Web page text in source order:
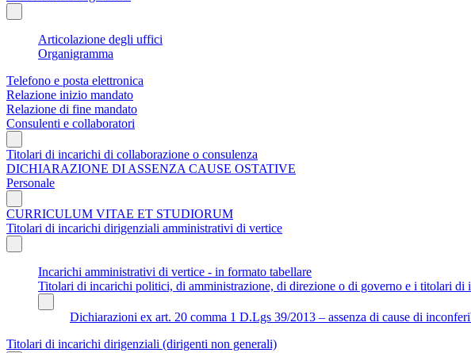
Articolazione degli uffici
Organigramma
Telefono e posta elettronica
Relazione inizio mandato
Relazione di fine mandato
Consulenti e collaboratori
Titolari di incarichi di collaborazione o consulenza
DICHIARAZIONE DI ASSENZA CAUSE OSTATIVE
Personale
CURRICULUM VITAE ET STUDIORUM
Titolari di incarichi dirigenziali amministrativi di vertice
Incarichi amministrativi di vertice - in formato tabellare
Titolari di incarichi politici, di amministrazione, di direzione o di governo e i titolari di
Dichiarazioni ex art. 20 comma 1 D.Lgs 39/2013 – assenza di cause di
Titolari di incarichi dirigenziali (dirigenti non generali)